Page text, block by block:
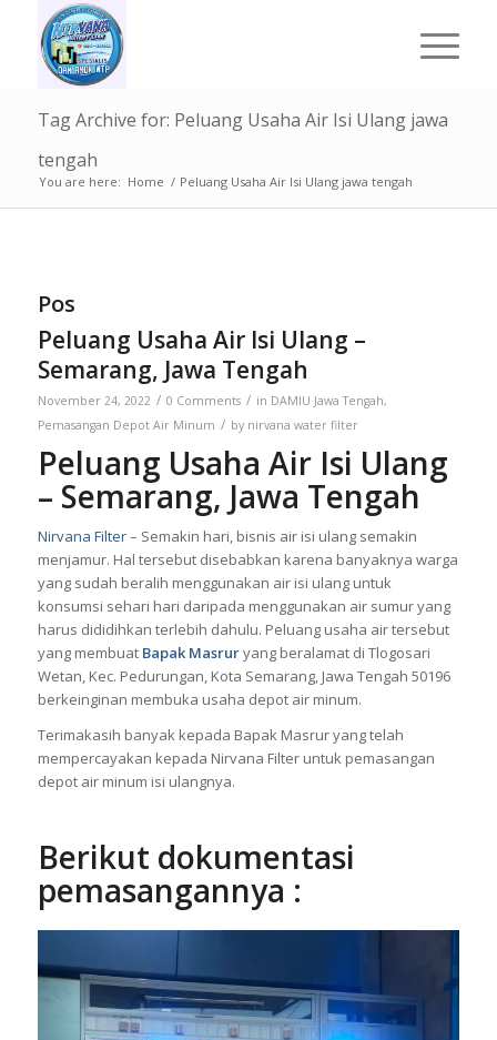
Tag Archive for: Peluang Usaha Air Isi Ulang jawa
tengah
You are here: Home / Peluang Usaha Air Isi Ulang jawa tengah
Pos
Peluang Usaha Air Isi Ulang –
Semarang, Jawa Tengah
November 24, 2022 / 0 Comments / in DAMIU Jawa Tengah,
Pemasangan Depot Air Minum / by nirvana water filter
Peluang Usaha Air Isi Ulang
– Semarang, Jawa Tengah
Nirvana Filter– Semakin hari, bisnis air isi ulang semakin
menjamur. Hal tersebut disebabkan karena banyaknya warga
yang sudah beralih menggunakan air isi ulang untuk
konsumsi sehari hari daripada menggunakan air sumur yang
harus dididihkan terlebih dahulu. Peluang usaha air tersebut
yang membuatBapak Masruryang beralamat di Tlogosari
Wetan, Kec. Pedurungan, Kota Semarang, Jawa Tengah 50196
berkeinginan membuka usaha depot air minum.
Terimakasih banyak kepada Bapak Masrur yang telah
mempercayakan kepada Nirvana Filter untuk pemasangan
depot air minum isi ulangnya.
Berikut dokumentasi
pemasangannya :